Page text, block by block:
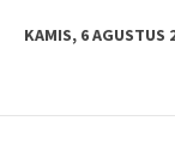
KAMIS, 6 AGUSTUS